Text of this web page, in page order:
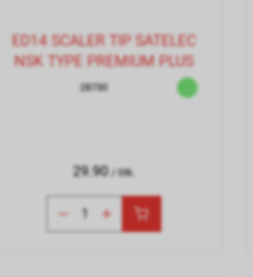
ED14 SCALER TIP SATELEC
NSK TYPE PREMIUM PLUS
28730
29.90 / Stk.